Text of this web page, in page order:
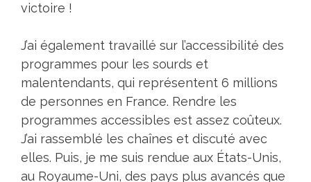
victoire !
J’ai également travaillé sur l’accessibilité des
programmes pour les sourds et
malentendants, qui représentent 6 millions
de personnes en France. Rendre les
programmes accessibles est assez coûteux.
J’ai rassemblé les chaînes et discuté avec
elles. Puis, je me suis rendue aux États-Unis,
au Royaume-Uni, des pays plus avancés que